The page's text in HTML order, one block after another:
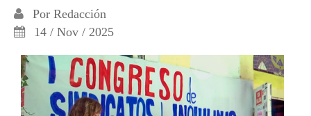
Por Redacción
14 / Nov / 2025